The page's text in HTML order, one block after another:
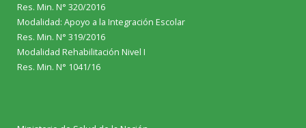
Res. Min. N° 320/2016
Modalidad: Apoyo a la Integración Escolar
Res. Min. N° 319/2016
Modalidad Rehabilitación Nivel I
Res. Min. N° 1041/16